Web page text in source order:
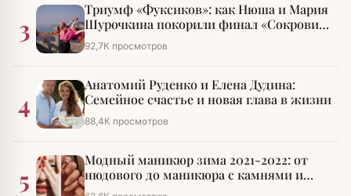
3
Триумф «Фуксиков»: как Нюша и Мария
Шурочкина покорили финал «Сокровищ
императора»
92,7К просмотров
4
Анатомий Руденко и Елена Дудина:
Семейное счастье и новая глава в жизни
88,4К просмотров
5
Модный маникюр зима 2021-2022: от
нюдового до маникюра с камнями и
стразами